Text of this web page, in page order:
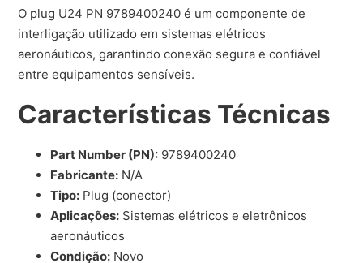
O plug U24 PN 9789400240 é um componente de
interligação utilizado em sistemas elétricos
aeronáuticos, garantindo conexão segura e confiável
entre equipamentos sensíveis.
Características Técnicas
Part Number (PN): 9789400240
Fabricante: N/A
Tipo: Plug (conector)
Aplicações: Sistemas elétricos e eletrônicos
aeronáuticos
Condição: Novo